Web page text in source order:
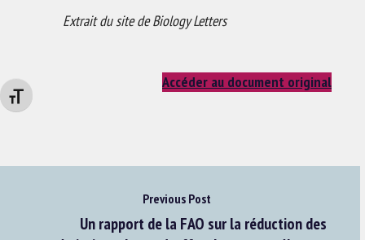
Changer la taille de la police
Extrait du site de Biology Letters
Accéder au document original
Previous Post
Un rapport de la FAO sur la réduction des